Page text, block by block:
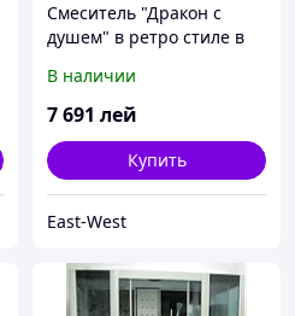
Смеситель "Дракон с
душем" в ретро стиле в
В наличии
7 691 лей
Купить
East-West